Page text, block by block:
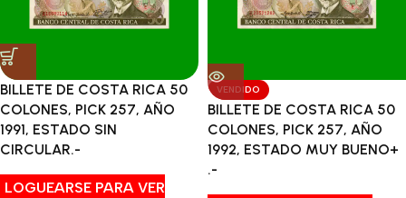
BILLETE DE COSTA RICA 50
COLONES, PICK 257, AÑO
1991, ESTADO SIN
CIRCULAR.-
LOGUEARSE PARA VER
VENDIDO
BILLETE DE COSTA RICA 50
COLONES, PICK 257, AÑO
1992, ESTADO MUY BUENO+
.-